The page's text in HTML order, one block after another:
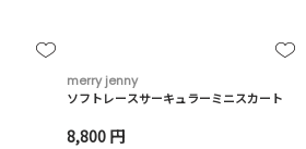
merry jenny
ソフトレースサーキュラーミニスカート
8,800 円